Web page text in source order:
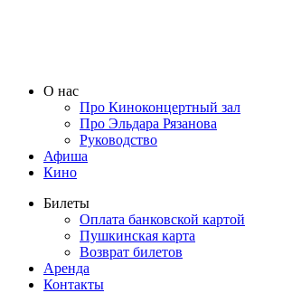
О нас
Про Киноконцертный зал
Про Эльдара Рязанова
Руководство
Афиша
Кино
Билеты
Оплата банковской картой
Пушкинская карта
Возврат билетов
Аренда
Контакты